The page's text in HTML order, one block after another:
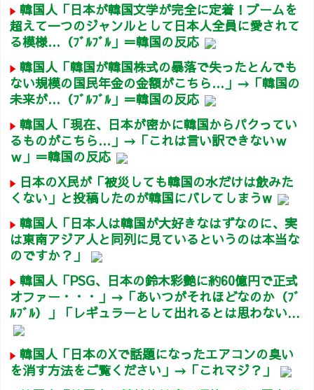
韓国人「日本が韓国文学が完全に定着！ブームを
超えて一つのジャンルとして日本人全員に愛されて
る模様…（ﾌﾞﾙﾌﾞﾙ」＝韓国の反応
韓国人「韓国が韓国株式の暴落で失ったとんでも
ない規模の国民年金の金額がこちら…」→「韓国の
未来が…（ﾌﾞﾙﾌﾞﾙ」＝韓国の反応
韓国人「現在、日本が密かに韓国からパクってい
るものがこちら…」→「これは言い訳できないｗ
ｗ」＝韓国の反応
日本のX民が「被災しても韓国の水だけは飲みた
くない」と投稿したのが韓国にバレてしまうw
韓国人「日本人は韓国が大好きなはずなのに、実
は東南アジア人と同列に見ているというのは本当な
のですか？」
韓国人「PSG、日本の鈴木彩艶に約60億円で正式
オファー・・・」→「あいつがそれほどなのか（ﾌﾞ
ﾙﾌﾞﾙ）」「レギュラーとして出れるとは思わない...
韓国人「日本のXで話題になったエアコンの臭い
を消す方法をご覧ください」→「これマジ？」